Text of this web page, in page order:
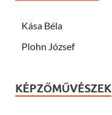
Kása Béla
Plohn József
KÉPZŐMŰVÉSZEK